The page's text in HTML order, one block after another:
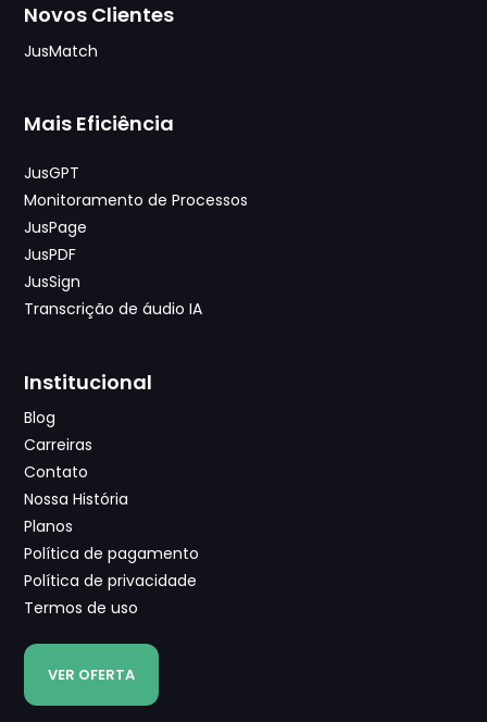
Novos Clientes
JusMatch
Mais Eficiência
JusGPT
Monitoramento de Processos
JusPage
JusPDF
JusSign
Transcrição de áudio IA
Institucional
Blog
Carreiras
Contato
Nossa História
Planos
Política de pagamento
Política de privacidade
Termos de uso
VER OFERTA